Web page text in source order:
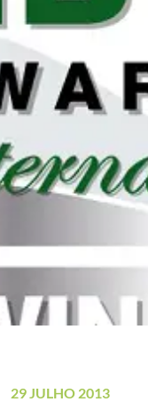
29 JULHO 2013